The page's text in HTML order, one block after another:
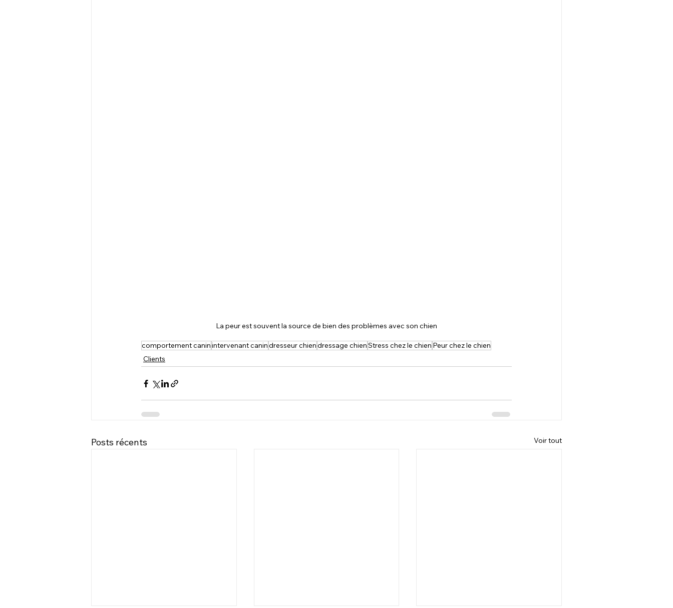
La peur est souvent la source de bien des problèmes avec son chien
comportement caninintervenant canindresseur chiendressage chienStress chez le chien Peur chez le chien
Clients
Posts récents Voir tout